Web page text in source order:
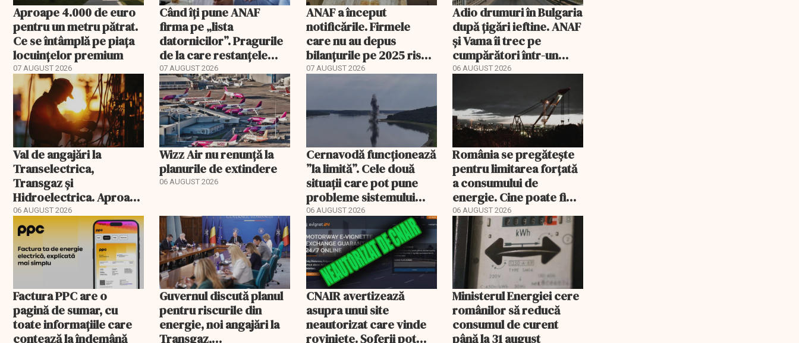
Aproape 4.000 de euro
pentru un metru pătrat.
Ce se întâmplă pe piața
locuințelor premium
07 AUGUST 2026
Când îți pune ANAF
firma pe „lista
datornicilor”. Pragurile
de la care restanțele
devin publice
07 AUGUST 2026
ANAF a început
notificările. Firmele
care nu au depus
bilanțurile pe 2025 riscă
să ajungă inactive fiscal
07 AUGUST 2026
Adio drumuri în Bulgaria
după țigări ieftine. ANAF
și Vama îi trec pe
cumpărători într-un
registru electronic
06 AUGUST 2026
Val de angajări la
Transelectrica,
Transgaz și
Hidroelectrica. Aproape
400 de posturi aprobate
06 AUGUST 2026
Wizz Air nu renunță la
planurile de extindere
06 AUGUST 2026
Cernavodă funcționează
”la limită”. Cele două
situații care pot pune
probleme sistemului
energetic
06 AUGUST 2026
România se pregătește
pentru limitarea forțată
a consumului de
energie. Cine poate fi
deconectat
06 AUGUST 2026
Factura PPC are o
pagină de sumar, cu
toate informațiile care
contează la îndemână
Guvernul discută planul
pentru riscurile din
energie, noi angajări la
Transgaz,
CNAIR avertizează
asupra unui site
neautorizat care vinde
roviniete. Șoferii pot
Ministerul Energiei cere
românilor să reducă
consumul de curent
până la 31 august